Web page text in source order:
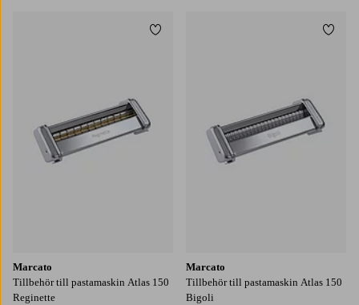
Marcato
Tillbehör till pastamaskin Atlas 150
Reginette
Lägg till i favoriter
Marcato
Tillbehör till pastamaskin Atlas 150
Bigoli